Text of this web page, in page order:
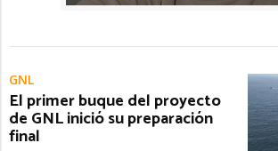
GNL
El primer buque del proyecto
de GNL inició su preparación
final